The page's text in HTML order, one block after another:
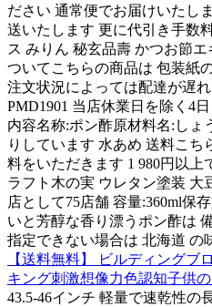
ださい 通常便でお届けいたし
送いたします 更に代引き手数
ス みりん 秘玄品壽 かつお節
ついてこちらの商品は 包装紙
注文状況によっては配達が遅
PMD1901 当店休業日を除く4
内容名称:ポン酢原材料名:しょ
りしています 水あめ 送料こち
料をいただきます 1 980円以上
ラフト木の実 ウレタン塗装 大
店として75店舗 容量:360ml保
いと芳醇な香り漂うポン酢は
指定できない場合は 北海道 の
【送料無料】 ビルディングブ
キング刺激想像力色認知子供
43.5-46インチ 軽量で速乾性の